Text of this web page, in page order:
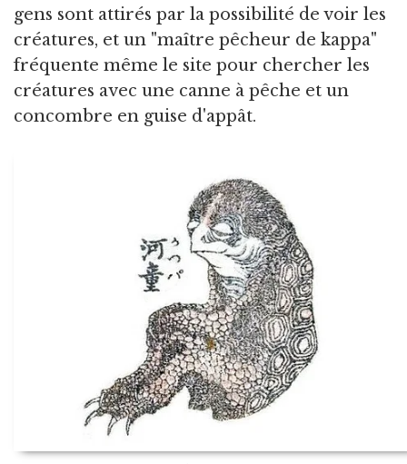
gens sont attirés par la possibilité de voir les
créatures, et un "maître pêcheur de kappa"
fréquente même le site pour chercher les
créatures avec une canne à pêche et un
concombre en guise d'appât.